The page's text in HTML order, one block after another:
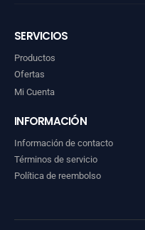
SERVICIOS
Productos
Ofertas
Mi Cuenta
INFORMACIÓN
Información de contacto
Términos de servicio
Política de reembolso